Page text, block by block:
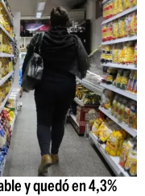
y quedó en 4,3%